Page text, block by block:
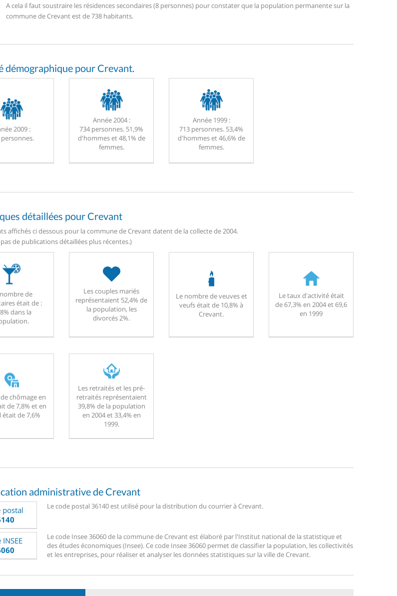
A cela il faut soustraire les résidences secondaires (8 personnes) pour constater que la population permanente sur la
commune de Crevant est de 738 habitants.
démographique pour Crevant.
2009 :
personnes.
Année 2004 :
734 personnes. 51,9%
d'hommes et 48,1% de
femmes.
Année 1999 :
713 personnes. 53,4%
d'hommes et 46,6% de
femmes.
détaillées pour Crevant
affichés ci dessous pour la commune de Crevant datent de la collecte de 2004.
de publications détaillées plus récentes.)
de
était de :
dans la
Les couples mariés
représentaient 52,4% de
la population, les
divorcés 2%.
Le nombre de veuves et
veufs était de 10,8% à
Crevant.
Le taux d'activité était
de 67,3% en 2004 et 69,6
en 1999
chômage en
de 7,8% et en
était de 7,6%
Les retraités et les pré-
retraités représentaient
39,8% de la population
en 2004 et 33,4% en
1999.
administrative de Crevant
postal
Le code postal 36140 est utilisé pour la distribution du courrier à Crevant.
INSEE
Le code Insee 36060 de la commune de Crevant est élaboré par l'Institut national de la statistique et
des études économiques (Insee). Ce code Insee 36060 permet de classifier la population, les collectivités
et les entreprises, pour réaliser et analyser les données statistiques sur la ville de Crevant.